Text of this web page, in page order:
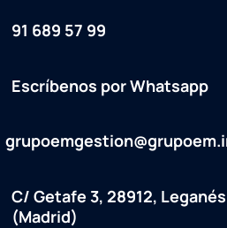
91 689 57 99
Escríbenos por Whatsapp
C/ Getafe 3, 28912, Leganés
(Madrid)